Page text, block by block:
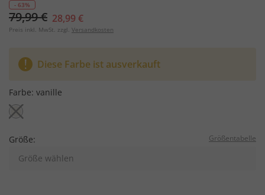
- 63%
79,99 € 28,99 €
Preis inkl. MwSt. zzgl. Versandkosten
Diese Farbe ist ausverkauft
Farbe: vanille
Größe: Größentabelle
Größe wählen